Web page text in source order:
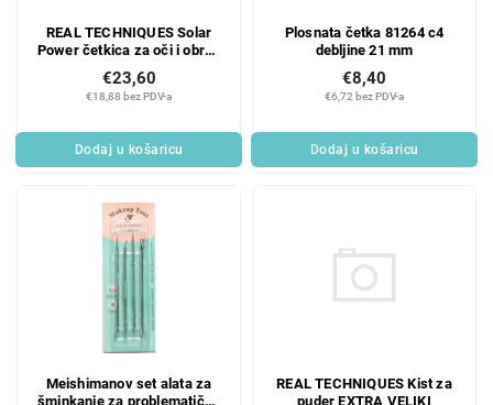
REAL TECHNIQUES Solar
Power četkica za oči i obrve
€18,88 bez PDV-a
€23,60
Dodaj u košaricu
Plosnata četka 81264 c4
debljine 21 mm
€6,72 bez PDV-a
€8,40
Dodaj u košaricu
Meishimanov set alata za
šminkanje za problematičnu
REAL TECHNIQUES Kist za
puder EXTRA VELIKI